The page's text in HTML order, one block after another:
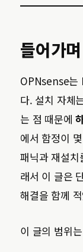
들어가며
OPNsense는
다. 설치 자체
는 점 때문에
에서 함정이
패닉과 재설
래서 이 글은
해결을 함께
이 글의 범위